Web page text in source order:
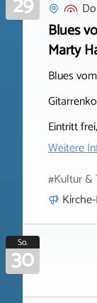
Blues
Marty
Blues
Eintritt
Weitere
#Kultur &
So.
30